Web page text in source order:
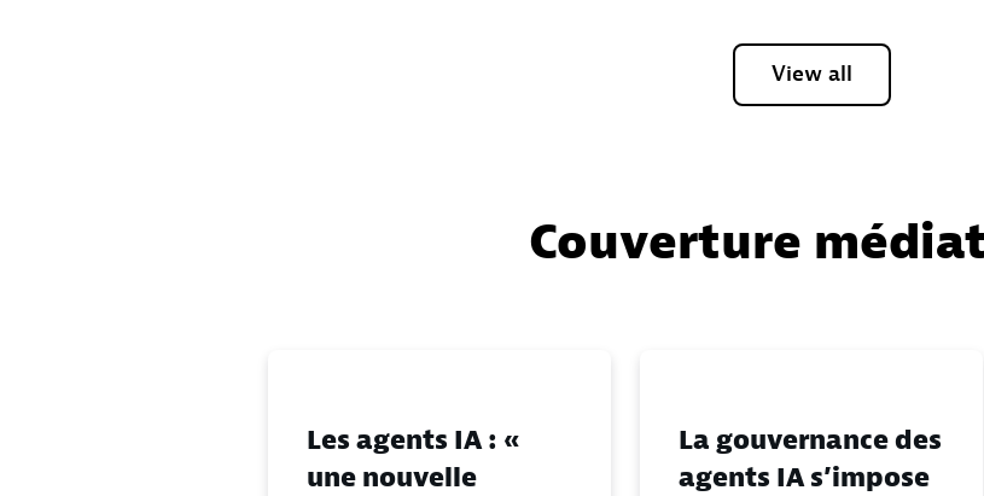
View all
Couverture
Les agents IA : «
une nouvelle
La gouvernance des
agents IA s’impose